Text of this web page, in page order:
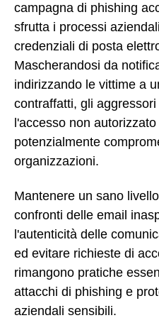
campagna di phishing
sfrutta i processi
credenziali di posta
Mascherandosi da
indirizzando le vittime a
contraffatti, gli
l'accesso non
potenzialmente
organizzazioni.
Mantenere un sano
confronti delle email
l'autenticità delle
ed evitare richieste di
rimangono pratiche
attacchi di phishing e
aziendali sensibili.